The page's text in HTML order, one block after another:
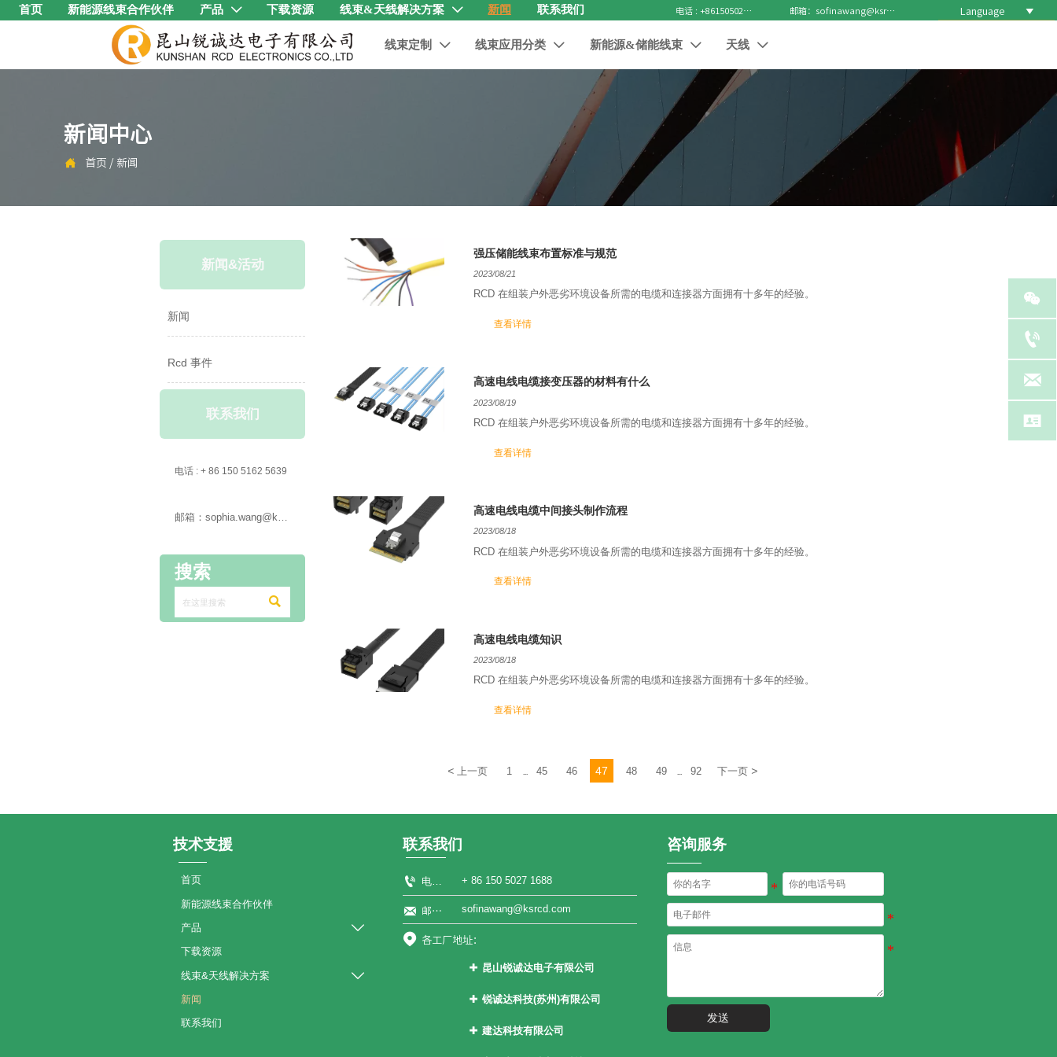
首页 新能源线束合作伙伴 产品  下载资源 线束&天线解决方案  新闻 联系我们 电话 : +8615050271688 邮箱：sofinawang@ksrcd.com Language 
线束定制  线束应用分类  新能源&储能线束  天线 
新闻中心
 首页 / 新闻
新闻&活动
新闻
Rcd 事件
联系我们
电话 : + 86 150 5162 5639
邮箱：sophia.wang@ksrcd.com
搜索

强压储能线束布置标准与规范
2023/08/21
RCD 在组装户外恶劣环境设备所需的电缆和连接器方面拥有十多年的经验。
查看详情
高速电线电缆接变压器的材料有什么
2023/08/19
RCD 在组装户外恶劣环境设备所需的电缆和连接器方面拥有十多年的经验。
查看详情
高速电线电缆中间接头制作流程
2023/08/18
RCD 在组装户外恶劣环境设备所需的电缆和连接器方面拥有十多年的经验。
查看详情
高速电线电缆知识
2023/08/18
RCD 在组装户外恶劣环境设备所需的电缆和连接器方面拥有十多年的经验。
查看详情
< 上一页 1 ... 45 46 47 48 49 ... 92 下一页 >
技术支援
首页
新能源线束合作伙伴
产品 
下载资源
线束&天线解决方案 
新闻
联系我们
联系我们
 电话： + 86 150 5027 1688
 邮箱： sofinawang@ksrcd.com
 各工厂地址：
 昆山锐诚达电子有限公司
江苏省昆山市张浦镇花苑路1899号
 锐诚达科技(苏州)有限公司
江苏省常熟市碧溪街道乐成路2号
 建达科技有限公司
咨询服务
发送



